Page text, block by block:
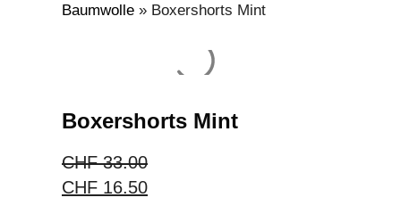
Baumwolle » Boxershorts Mint
Boxershorts Mint
CHF33.00
CHF 16.50